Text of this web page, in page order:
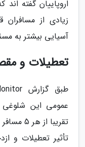
اروپاییان گفته
زیادی از مسافران
آسیایی بیشتر به
تعطیلات و
عمومی این
تأثیر تعطیلات و